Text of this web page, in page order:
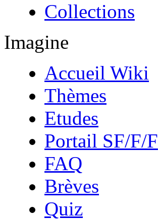
Collections
Imagine
Accueil Wiki
Thèmes
Etudes
Portail SF/F/F
FAQ
Brèves
Quiz